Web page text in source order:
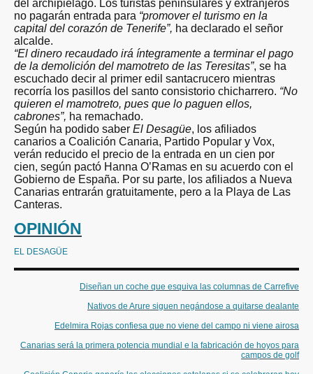
del archipiélago. Los turistas peninsulares y extranjeros
no pagarán entrada para “promover el turismo en la
capital del corazón de Tenerife”, ha declarado el señor
alcalde.
“El dinero recaudado irá íntegramente a terminar el pago
de la demolición del mamotreto de las Teresitas”, se ha
escuchado decir al primer edil santacrucero mientras
recorría los pasillos del santo consistorio chicharrero. “No
quieren el mamotreto, pues que lo paguen ellos,
cabrones”, ha remachado.
Según ha podido saber El Desagüe, los afiliados
canarios a Coalición Canaria, Partido Popular y Vox,
verán reducido el precio de la entrada en un cien por
cien, según pactó Hanna O’Ramas en su acuerdo con el
Gobierno de España. Por su parte, los afiliados a Nueva
Canarias entrarán gratuitamente, pero a la Playa de Las
Canteras.
OPINIÓN
EL DESAGÜE
Diseñan un coche que esquiva las columnas de Carrefive
Nativos de Arure siguen negándose a quitarse dealante
Edelmira Rojas confiesa que no viene del campo ni viene airosa
Canarias será la primera potencia mundial e la fabricación de hoyos para
campos de golf